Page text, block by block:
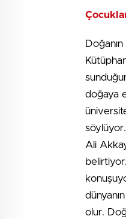
doğaya
Ali
olur.